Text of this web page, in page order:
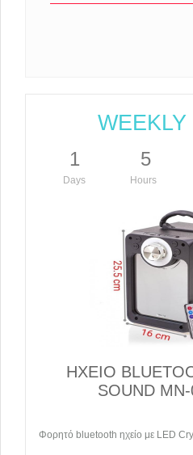
1
Days
5
Hours
ΗΧΕΙΟ
SOUND
Φορητό bluetooth ηχείο με LED